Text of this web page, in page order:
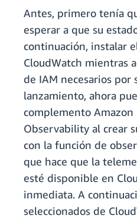
Antes, primero tenía
esperar a que su
continuación, instalar
CloudWatch mientras
de IAM necesarios por
lanzamiento, ahora
complemento Amazon
Observability al crear
con la función de
que hace que la
esté disponible en
inmediata. A
seleccionados de